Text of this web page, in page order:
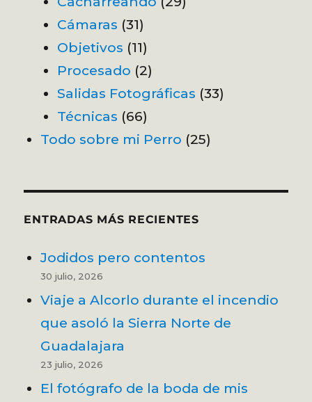
Cámaras (31)
Objetivos (11)
Procesado (2)
Salidas Fotográficas (33)
Técnicas (66)
Todo sobre mi Perro (25)
ENTRADAS MÁS RECIENTES
Jodidos pero contentos
30 julio, 2026
Viaje a Alcorlo durante el incendio
que asoló la Sierra Norte de
Guadalajara
23 julio, 2026
El fotógrafo de la boda de mis